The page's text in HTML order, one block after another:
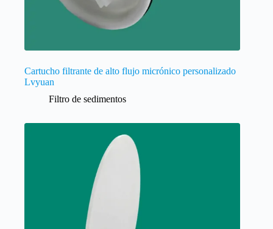
Cartucho filtrante de alto flujo micrónico personalizado
Lvyuan
Filtro de sedimentos